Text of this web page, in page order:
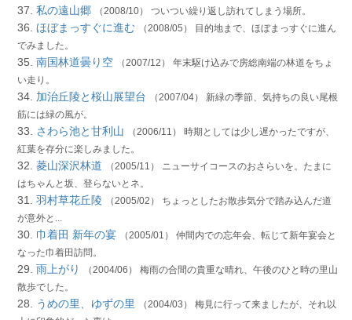
37. 私の遠山郷 （2008/10） ついつい繰り返し訪れてしまう場所。
36. ほぼまっすぐに進む
（2008/05） 目的地まで、ほぼまっすぐに進ん
でみました。
35. 南国林道曇り空
（2007/12） 年末駆け込みで房総南端の林道をちょ
い走り。
34. 加治丘陵と桜山展望台
（2007/04） 新緑の季節、気持ちの良い尾根
筋には緑の風が。
33. さわら池と甘利山
（2006/11） 時期としては少し遅かったですが、
紅葉を存分に楽しみました。
32. 菱山深沢林道
（2005/11） ニューサイコースのおさらいを。たまに
はちゃんと坂、登らないとネ。
31. 羽村草花丘陵
（2005/02） ちょっとしたお散歩気分で踏み込んだ道
が意外と...
30. 巾着田 新年の宴
（2005/01） 仲間内での忘年会、転じて新年宴会と
なった巾着田訪問。
29. 雨上がり
（2004/06） 梅雨の合間の貴重な晴れ、午後のひと時の里山
散歩でした。
28. うめの里、ゆずの里
（2004/03） 梅見に行って来ましたが、それ以